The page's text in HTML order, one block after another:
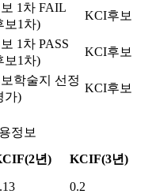
1차 FAIL
보1차)
KCI후보
1차 PASS
보1차)
KCI후보
학술지 선정
가)
KCI후보
정보
년) KCIF(3년)
0.2